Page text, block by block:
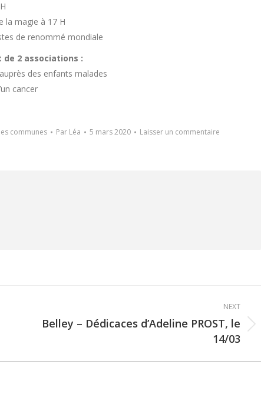
la magie à 17 H
de renommé mondiale
2 associations :
des enfants malades
cancer
communes Par Léa 5 mars 2020 Laisser un commentaire
NEXT
Next
Belley – Dédicaces d’Adeline PROST, le
14/03